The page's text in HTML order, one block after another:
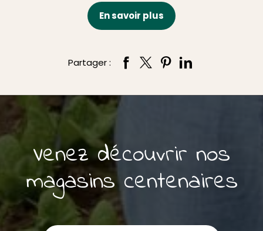
En savoir plus
Partager :
Venez découvrir nos
magasins centenaires